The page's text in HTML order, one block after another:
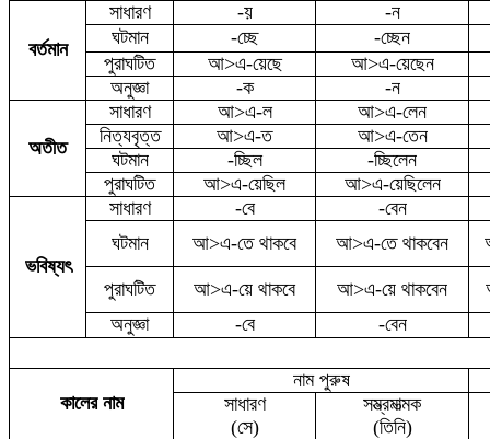
বর্তমান
সাধারণ -য়
-ন
ঘটমান
-চ্ছে
-চ্ছেন
পুরাঘটিত
আ>এ-য়েছে
আ>এ-য়েছেন
অনুজ্ঞা
-ক -ন
অতীত
সাধারণ আ>এ-ল
আ>এ-লেন
নিত্যবৃত্ত
আ>এ-ত
আ>এ-তেন
ঘটমান
-চ্ছিল
-চ্ছিলেন
পুরাঘটিত
আ>এ-য়েছিল আ>এ-য়েছিলেন
ভবিষ্যৎ
সাধারণ -বে
-বেন
ঘটমান
আ>এ-তে থাকবে আ>এ-তে থাকবেন
পুরাঘটিত আ>এ-য়ে থাকবে আ>এ-য়ে থাকবেন
অনুজ্ঞা
-বে -বেন
কালের নাম
নাম পুরুষ
সাধারণ
(সে)
সম্ভ্রমাত্মক
(তিনি)